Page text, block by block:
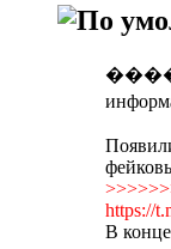
https://
В конце